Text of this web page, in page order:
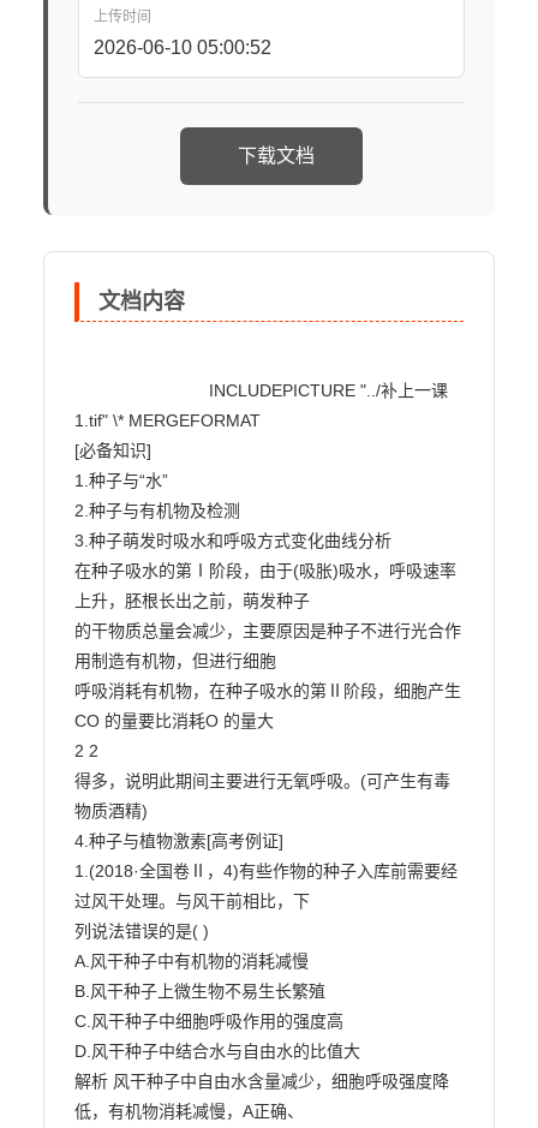
上传时间
2026-06-10 05:00:52
下载文档
文档内容
1.tif" \* MERGEFORMAT
[必备知识]
1.种子与“水”
2.种子与有机物及检测
3.种子萌发时吸水和呼吸方式变化曲线分析
在种子吸水的第Ⅰ阶段，由于(吸胀)吸水，呼吸速率
上升，胚根长出之前，萌发种子
的干物质总量会减少，主要原因是种子不进行光合作
用制造有机物，但进行细胞
呼吸消耗有机物，在种子吸水的第Ⅱ阶段，细胞产生
CO 的量要比消耗O 的量大
2 2
得多，说明此期间主要进行无氧呼吸。(可产生有毒
物质酒精)
4.种子与植物激素[高考例证]
1.(2018·全国卷Ⅱ，4)有些作物的种子入库前需要经
过风干处理。与风干前相比，下
列说法错误的是( )
A.风干种子中有机物的消耗减慢
B.风干种子上微生物不易生长繁殖
C.风干种子中细胞呼吸作用的强度高
D.风干种子中结合水与自由水的比值大
解析 风干种子中自由水含量减少，细胞呼吸强度降
低，有机物消耗减慢，A正确、